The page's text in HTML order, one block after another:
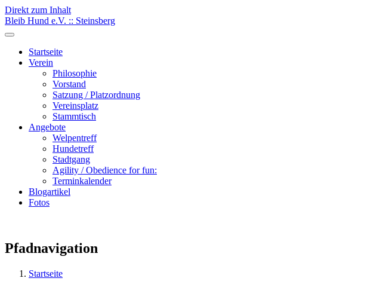
Direkt zum Inhalt
Bleib Hund e.V. :: Steinsberg
Startseite
Verein
Philosophie
Vorstand
Satzung / Platzordnung
Vereinsplatz
Stammtisch
Angebote
Welpentreff
Hundetreff
Stadtgang
Agility / Obedience for fun:
Terminkalender
Blogartikel
Fotos
Pfadnavigation
Startseite